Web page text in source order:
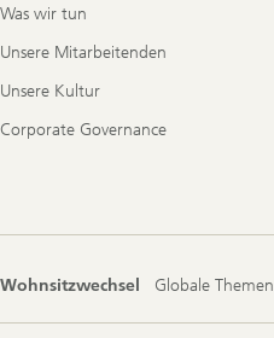
Was wir tun
Unsere Mitarbeitenden
Unsere Kultur
Corporate Governance
Wohnsitzwechsel Globale Themen